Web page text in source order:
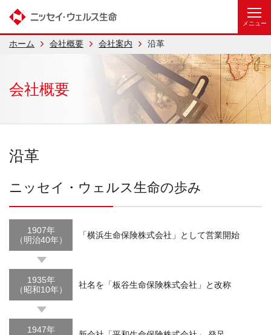
ホーム 会社概要 会社案内 沿革
会社概要
沿革
ニッセイ・ウェルス生命の歩み
1907年
（明治40年）
「横浜生命保険株式会社」として営業開始
1935年
（昭和10年）
社名を「板谷生命保険株式会社」と改称
1947年